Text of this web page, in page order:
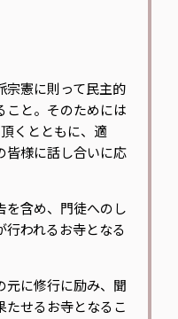
宗憲に則って民主的
こと。そのためには
くとともに、適
皆様に話し合いに応
を含め、門徒へのし
行われるお寺となる
元に修行に励み、聞
たせるお寺となるこ